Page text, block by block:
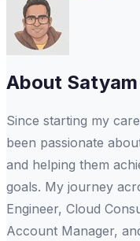
About
Since starting my
been passionate
and helping them
goals. My journey
Engineer, Cloud
Account Manager,